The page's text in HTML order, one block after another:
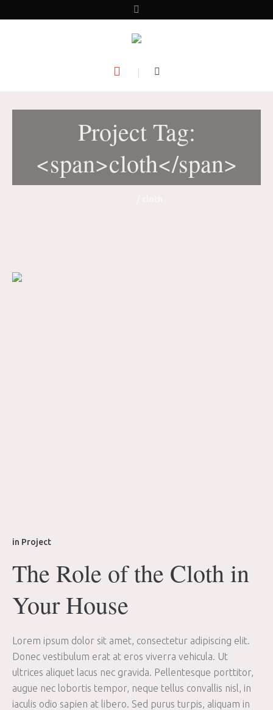
Project Tag:
<span>cloth</span>
in Project
The Role of the Cloth in
Your House
Lorem ipsum dolor sit amet, consectetur adipiscing elit.
Donec vestibulum erat at eros viverra vehicula. Ut
ultrices aliquet lacus nec gravida. Pellentesque porttitor,
augue nec lobortis tempor, neque tellus convallis nisl, in
iaculis odio sapien at libero. Sed purus turpis, aliquam in